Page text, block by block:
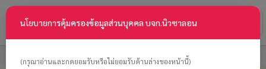
นโยบายการคุ้มครองข้อมูลส่วนบุคคล บจก.นิวซาลอน
(กรุณาอ่านและกดยอมรับหรือไม่ยอมรับด้านล่างของหน้านี้)